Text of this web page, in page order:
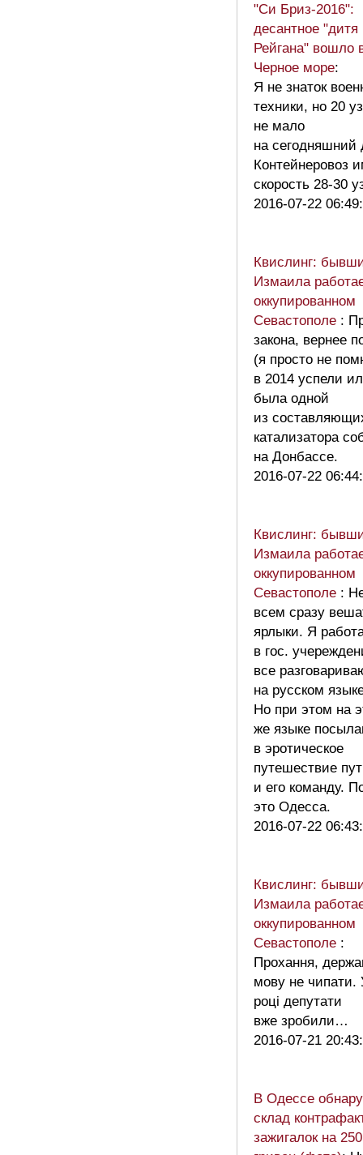
"Си Бриз-2016":
десантное "дитя
Рейгана" вошло
Черное море:
Я не знаток
техники, но 20
не мало
на сегодняшний
Контейнеровоз
скорость 28-30
2016-07-22
Квислинг:
Измаила
оккупированном
Севастополе :
закона, вернее
(я просто не
в 2014 успели
была одной
из
катализатора
на Донбассе.
2016-07-22
Квислинг:
Измаила
оккупированном
Севастополе :
всем сразу
ярлыки. Я
в гос.
все
на русском
Но при этом на
же языке
в эротическое
путешествие
и его команду.
это Одесса.
2016-07-22
Квислинг:
Измаила
оккупированном
Севастополе :
Прохання,
мову не чипати.
році депутати
вже зробили…
2016-07-21
В Одессе
склад
зажигалок на